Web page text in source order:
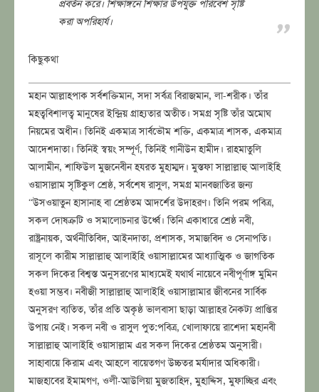
প্রবর্তন করে। শিক্ষাঙ্গনে শিক্ষার উপযুক্ত পরিবেশ সৃষ্টি
করা অপরিহার্য।
কিছুকথা
মহান আল্লাহপাক সর্বশক্তিমান, সদা সর্বত্র বিরাজমান, লা-শরীক। তাঁর
মহত্ববিশালত্ব মানুষের ইন্দ্ৰিয় গ্রাহ্যতার অতীত। সমগ্র সৃষ্টি তাঁর অমোঘ
নিয়মের অধীন। তিনিই একমাত্র সার্বভৌম শক্তি, একমাত্র শাসক, একমাত্র
আদেশদাতা। তিনিই স্বয়ং সম্পূর্ণ, তিনিই গানীউন হামীদ। রাহমাতুলি
আলামীন, শাফিউল মুজনেবীন হযরত মুহাম্মদ। মুস্তফা সাল্লাল্লাহু আলাইহি
ওয়াসাল্লাম সৃষ্টিকুল শ্ৰেষ্ঠ, সর্বশেষ রাসুল, সমগ্র মানবজাতির জন্য
“উসওয়াতুন হাসানাহ বা শ্রেষ্ঠতম আদর্শের উদাহরণ। তিনি পরম পবিত্র,
সকল দোষত্রুটি ও সমালোচনার উর্ধ্বে। তিনি একাধারে শ্রেষ্ঠ নবী,
রাষ্ট্রনায়ক, অর্থনীতিবিদ, আইনদাতা, প্রশাসক, সমাজবিদ ও সেনাপতি।
রাসূলে কারীম সাল্লাল্লাহু আলাইহি ওয়াসাল্লামের আধ্যাত্মিক ও জাগতিক
সকল দিকের বিশ্বস্ত অনুসরণের মাধ্যমেই যথার্থ নায়েবে নবীপূর্ণাঙ্গ মুমিন
হওয়া সম্ভব। নবীজী সাল্লাল্লাহু আলাইহি ওয়াসাল্লামার জীবনের সার্বিক
অনুসরণ ব্যতিত, তাঁর প্রতি অকৃষ্ঠ ভালবাসা ছাড়া আল্লাহর নৈকট্য প্রাপ্তির
উপায় নেই। সকল নবী ও রাসুল পুত:পবিত্র, খোলাফায়ে রাশেদা মহানবী
সাল্লাল্লাহু আলাইহি ওয়াসাল্লাম এর সকল দিকের শ্রেষ্ঠতম অনুসারী।
সাহাবায়ে কিরাম এবং আহলে বায়েতগণ উচ্চতর মর্যাদার অধিকারী।
মাজহাবের ইমামগণ, ওলী-আউলিয়া মুজতাহিদ, মুহাদ্দিস, মুফাচ্ছির এবং